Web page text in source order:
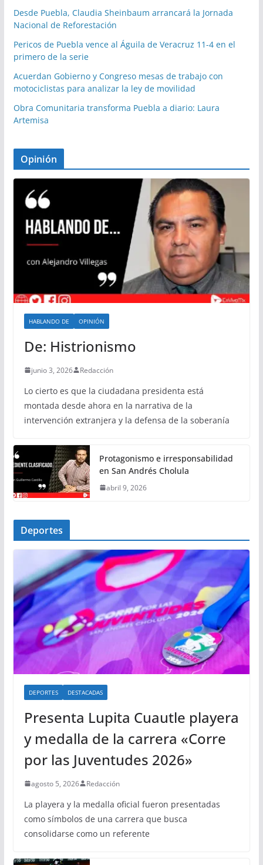
Desde Puebla, Claudia Sheinbaum arrancará la Jornada
Nacional de Reforestación
Pericos de Puebla vence al Águila de Veracruz 11-4 en el
primero de la serie
Acuerdan Gobierno y Congreso mesas de trabajo con
motociclistas para analizar la ley de movilidad
Obra Comunitaria transforma Puebla a diario: Laura
Artemisa
Opinión
HABLANDO DE OPINIÓN
De: Histrionismo
junio 3, 2026 Redacción
Lo cierto es que la ciudadana presidenta está
montada desde ahora en la narrativa de la
intervención extranjera y la defensa de la soberanía
Protagonismo e irresponsabilidad
en San Andrés Cholula
abril 9, 2026
Deportes
DEPORTES DESTACADAS
Presenta Lupita Cuautle playera
y medalla de la carrera «Corre
por las Juventudes 2026»
agosto 5, 2026 Redacción
La playera y la medalla oficial fueron presentadas
como símbolos de una carrera que busca
consolidarse como un referente